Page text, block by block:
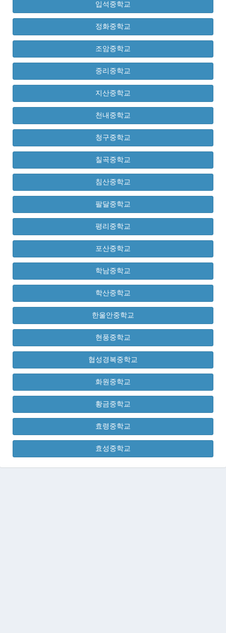
입석중학교
정화중학교
조암중학교
중리중학교
지산중학교
천내중학교
청구중학교
칠곡중학교
침산중학교
팔달중학교
평리중학교
포산중학교
학남중학교
학산중학교
한울안중학교
현풍중학교
협성경복중학교
화원중학교
황금중학교
효령중학교
효성중학교